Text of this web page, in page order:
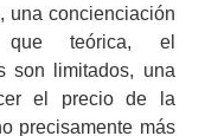
una concienciación
que teórica, el
son limitados, una
el precio de la
precisamente más